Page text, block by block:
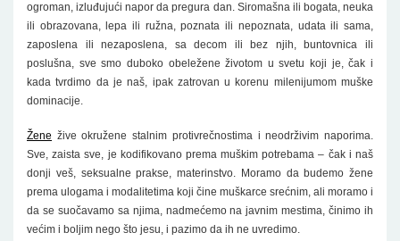
ogroman, izluđujući napor da pregura dan. Siromašna ili bogata, neuka
ili obrazovana, lepa ili ružna, poznata ili nepoznata, udata ili sama,
zaposlena ili nezaposlena, sa decom ili bez njih, buntovnica ili
poslušna, sve smo duboko obeležene životom u svetu koji je, čak i
kada tvrdimo da je naš, ipak zatrovan u korenu milenijumom muške
dominacije.
Žene žive okružene stalnim protivrečnostima i neodrživim naporima.
Sve, zaista sve, je kodifikovano prema muškim potrebama – čak i naš
donji veš, seksualne prakse, materinstvo. Moramo da budemo žene
prema ulogama i modalitetima koji čine muškarce srećnim, ali moramo i
da se suočavamo sa njima, nadmećemo na javnim mestima, činimo ih
većim i boljim nego što jesu, i pazimo da ih ne uvredimo.